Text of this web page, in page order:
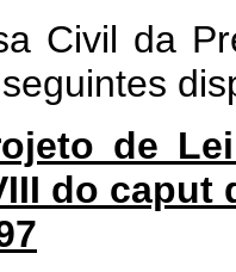
Civil da
de
do caput